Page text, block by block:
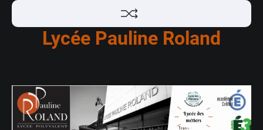
Skip
Lycée Pauline Roland